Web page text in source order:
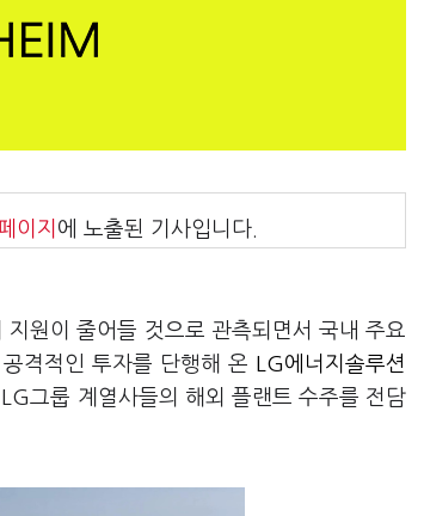
이지 에 노출된 기사입니다.
원이 줄어들 것으로 관측되면서 국내 주요
격적인 투자를 단행해 온
LG에너지솔루션
그룹 계열사들의 해외 플랜트 수주를 전담